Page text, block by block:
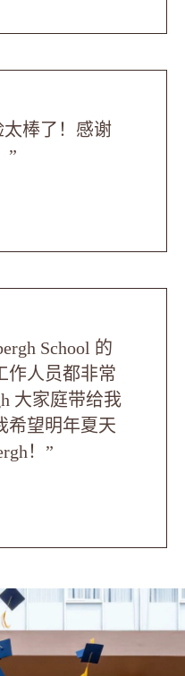
太棒了！感谢
”
School 的
作人员都非常
大家庭带给我
希望明年夏天
！”